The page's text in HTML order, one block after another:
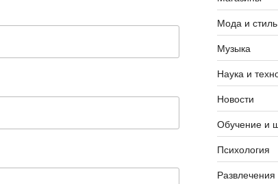
Мода и стиль
Музыка
Наука и
Новости
Обучение и
Психология
Развлечения